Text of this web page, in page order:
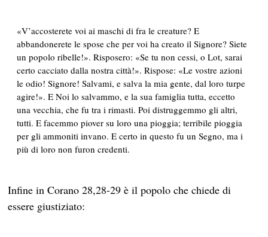
«V’accosterete voi ai maschi di fra le creature? E
abbandonerete le spose che per voi ha creato il Signore? Siete
un popolo ribelle!». Risposero: «Se tu non cessi, o Lot, sarai
certo cacciato dalla nostra città!». Rispose: «Le vostre azioni
le odio! Signore! Salvami, e salva la mia gente, dal loro turpe
agire!». E Noi lo salvammo, e la sua famiglia tutta, eccetto
una vecchia, che fu tra i rimasti. Poi distruggemmo gli altri,
tutti. E facemmo piover su loro una pioggia; terribile pioggia
per gli ammoniti invano. E certo in questo fu un Segno, ma i
più di loro non furon credenti.
Infine in Corano 28,28-29 è il popolo che chiede di
essere giustiziato: